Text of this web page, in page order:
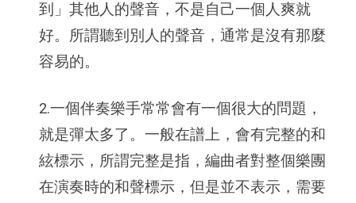
到」其他人的聲音，不是自己一個人爽就
好。所謂聽到別人的聲音，通常是沒有那麼
容易的。
2.一個伴奏樂手常常會有一個很大的問題，
就是彈太多了。一般在譜上，會有完整的和
絃標示，所謂完整是指，編曲者對整個樂團
在演奏時的和聲標示，但是並不表示，需要